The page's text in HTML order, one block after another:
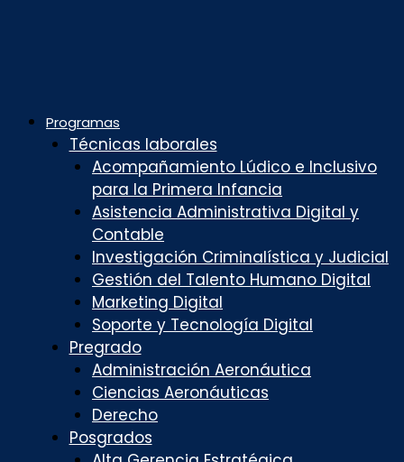
Programas
Técnicas laborales
Acompañamiento Lúdico e Inclusivo
para la Primera Infancia
Asistencia Administrativa Digital y
Contable
Investigación Criminalística y Judicial
Gestión del Talento Humano Digital
Marketing Digital
Soporte y Tecnología Digital
Pregrado
Administración Aeronáutica
Ciencias Aeronáuticas
Derecho
Posgrados